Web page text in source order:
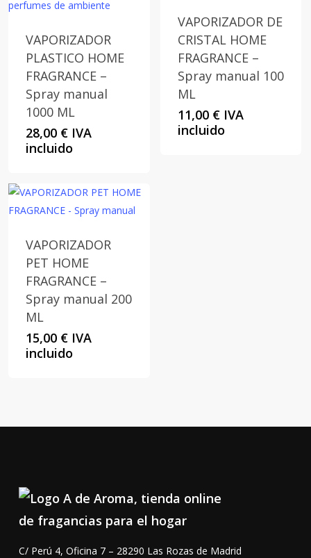
VAPORIZADOR
PLASTICO HOME
FRAGRANCE –
Spray manual
1000 ML
28,00 € IVA
incluido
VAPORIZADOR DE
CRISTAL HOME
FRAGRANCE –
Spray manual 100
ML
11,00 € IVA
incluido
VAPORIZADOR
PET HOME
FRAGRANCE –
Spray manual 200
ML
15,00 € IVA
incluido
C/ Perú 4, Oficina 7 – 28290 Las Rozas de Madrid